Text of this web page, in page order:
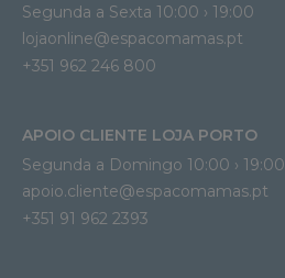
Segunda a Sexta 10:00 › 19:00
lojaonline@espacomamas.pt
+351 962 246 800
APOIO CLIENTE LOJA PORTO
Segunda a Domingo 10:00 › 19:00
apoio.cliente@espacomamas.pt
+351 91 962 2393